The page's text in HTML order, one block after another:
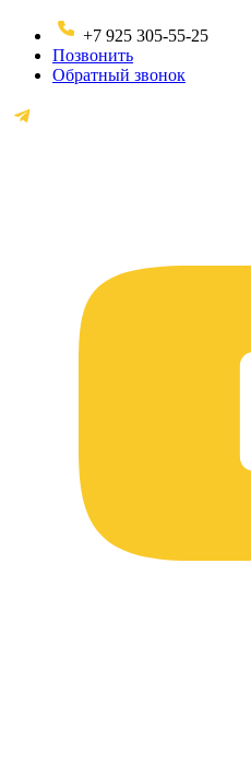
+7 925 305-55-25
Позвонить
Обратный звонок